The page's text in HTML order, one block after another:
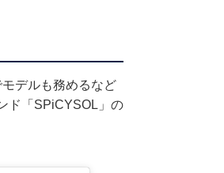
デルも務めるなど
ド「SPiCYSOL」の